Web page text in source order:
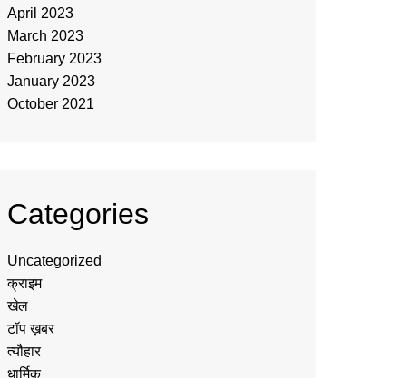
April 2023
March 2023
February 2023
January 2023
October 2021
Categories
Uncategorized
क्राइम
खेल
टॉप ख़बर
त्यौहार
धार्मिक